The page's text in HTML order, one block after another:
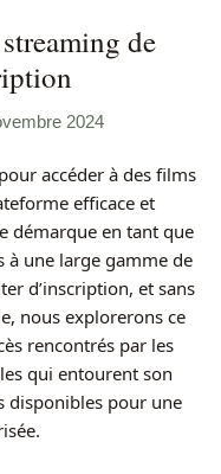
de
2024
accéder à des films
efficace et
démarque en tant que
à une large gamme de
d’inscription, et sans
nous explorerons ce
rencontrés par les
qui entourent son
disponibles pour une